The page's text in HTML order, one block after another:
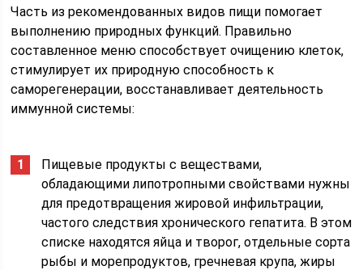
Часть из рекомендованных видов пищи помогает
выполнению природных функций. Правильно
составленное меню способствует очищению клеток,
стимулирует их природную способность к
саморегенерации, восстанавливает деятельность
иммунной системы:
Пищевые продукты с веществами,
обладающими липотропными свойствами нужны
для предотвращения жировой инфильтрации,
частого следствия хронического гепатита. В этом
списке находятся яйца и творог, отдельные сорта
рыбы и морепродуктов, гречневая крупа, жиры